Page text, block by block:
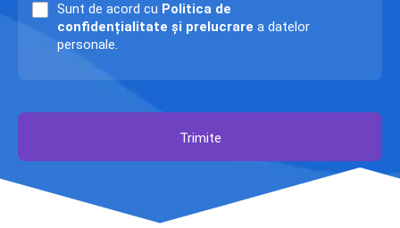
Sunt de acord cu Politica de
confidențialitate și prelucrare a datelor
personale.
Trimite